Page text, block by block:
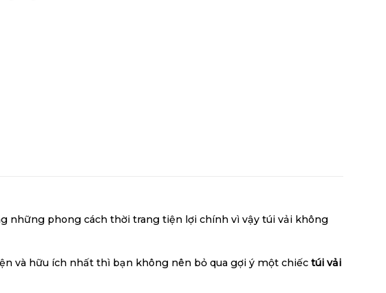
những phong cách thời trang tiện lợi chính vì vậy túi vải không
và hữu ích nhất thì bạn không nên bỏ qua gợi ý một chiếc túi vải